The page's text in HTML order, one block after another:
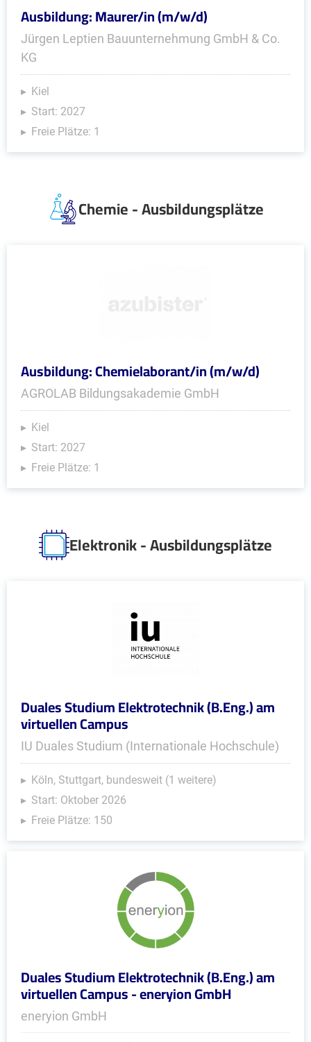
Ausbildung: Maurer/in (m/w/d)
Jürgen Leptien Bauunternehmung GmbH & Co.
KG
Kiel
Start: 2027
Freie Plätze: 1
Chemie - Ausbildungsplätze
Ausbildung: Chemielaborant/in (m/w/d)
AGROLAB Bildungsakademie GmbH
Kiel
Start: 2027
Freie Plätze: 1
Elektronik - Ausbildungsplätze
Duales Studium Elektrotechnik (B.Eng.) am
virtuellen Campus
IU Duales Studium (Internationale Hochschule)
Köln, Stuttgart, bundesweit (1 weitere)
Start: Oktober 2026
Freie Plätze: 150
Duales Studium Elektrotechnik (B.Eng.) am
virtuellen Campus - eneryion GmbH
eneryion GmbH